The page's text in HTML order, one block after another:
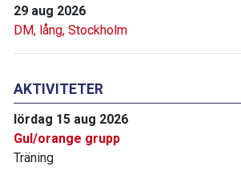
29 aug 2026
DM, lång, Stockholm
AKTIVITETER
lördag 15 aug 2026
Gul/orange grupp
Träning